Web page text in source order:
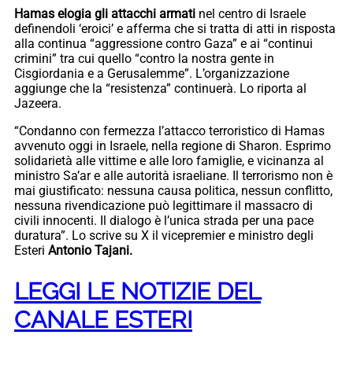
Hamas elogia gli attacchi armati nel centro di Israele
definendoli ‘eroici’ e afferma che si tratta di atti in risposta
alla continua “aggressione contro Gaza” e ai “continui
crimini” tra cui quello “contro la nostra gente in
Cisgiordania e a Gerusalemme”. L’organizzazione
aggiunge che la “resistenza” continuerà. Lo riporta al
Jazeera.
“Condanno con fermezza l’attacco terroristico di Hamas
avvenuto oggi in Israele, nella regione di Sharon. Esprimo
solidarietà alle vittime e alle loro famiglie, e vicinanza al
ministro Sa’ar e alle autorità israeliane. Il terrorismo non è
mai giustificato: nessuna causa politica, nessun conflitto,
nessuna rivendicazione può legittimare il massacro di
civili innocenti. Il dialogo è l’unica strada per una pace
duratura”. Lo scrive su X il vicepremier e ministro degli
Esteri Antonio Tajani.
LEGGI LE NOTIZIE DEL
CANALE ESTERI